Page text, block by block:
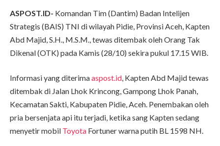
ASPOST.ID- Komandan Tim (Dantim) Badan Intelijen
Strategis (BAIS) TNI di wilayah Pidie, Provinsi Aceh, Kapten
Abd Majid, S.H., M.S.M., tewas ditembak oleh Orang Tak
Dikenal (OTK) pada Kamis (28/10) sekira pukul 17.15 WIB.
Informasi yang diterimaaspost.id, Kapten Abd Majid tewas
ditembak di Jalan Lhok Krincong, Gampong Lhok Panah,
Kecamatan Sakti, Kabupaten Pidie, Aceh. Penembakan oleh
pria bersenjata api itu terjadi, ketika sang Kapten sedang
menyetir mobil Toyota Fortuner warna putih BL 1598 NH.